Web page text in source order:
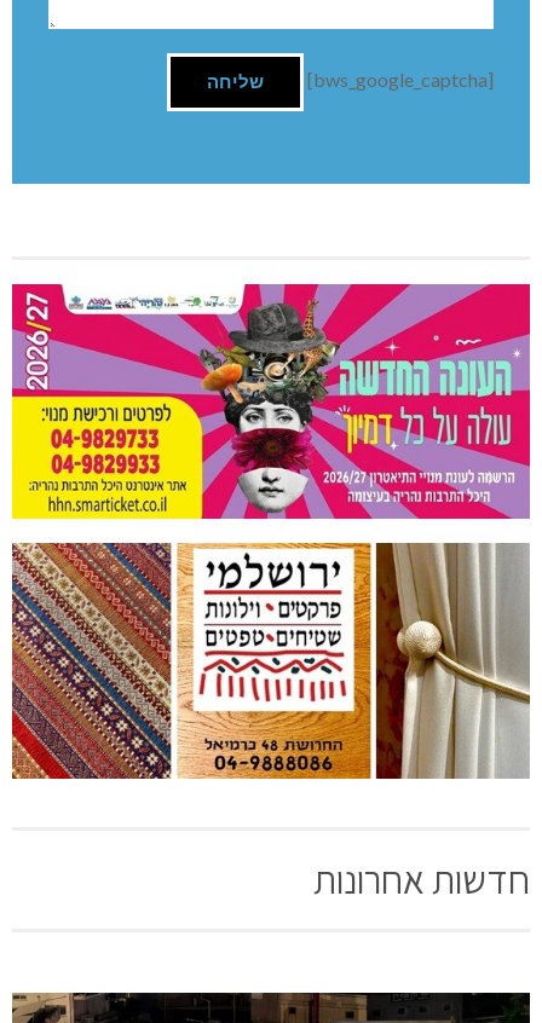
[bws_google_captcha]
חדשות אחרונות